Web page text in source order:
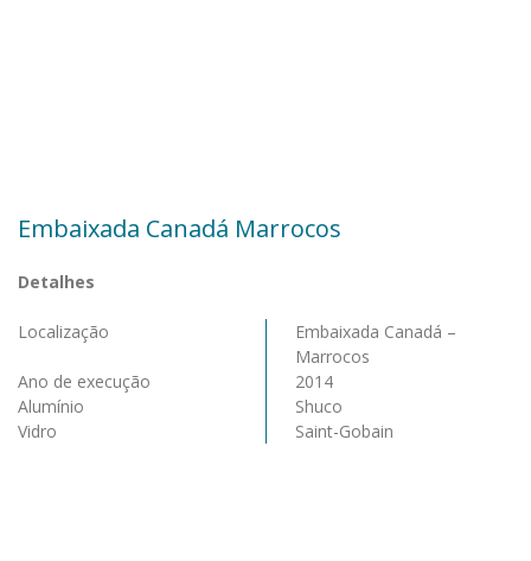
Embaixada Canadá Marrocos
Detalhes
Localização
Ano de execução
Alumínio
Vidro
Embaixada Canadá –
Marrocos
2014
Shuco
Saint-Gobain